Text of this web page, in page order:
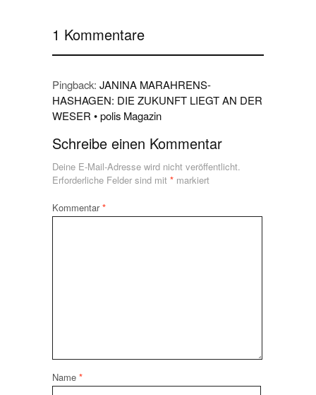
1 Kommentare
Pingback: JANINA MARAHRENS-
HASHAGEN: DIE ZUKUNFT LIEGT AN DER
WESER • polis Magazin
Schreibe einen Kommentar
Deine E-Mail-Adresse wird nicht veröffentlicht.
Erforderliche Felder sind mit * markiert
Kommentar*
Name *